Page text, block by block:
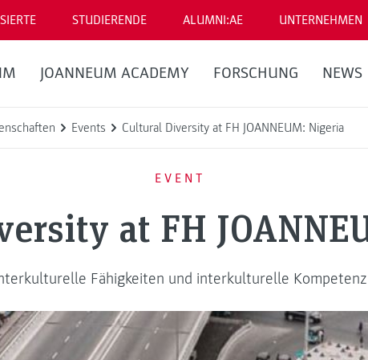
STUDIERENDE ALUMNI:AE UNTERNEHMEN
JOANNEUM ACADEMY FORSCHUNG NEWS
Events Cultural Diversity at FH JOANNEUM: Nigeria
EVENT
at FH
Fähigkeiten und interkulturelle Kompetenz